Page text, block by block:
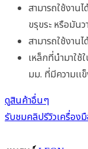
สามารถใช้งาน
ขรุขระ หรือมัน
สามารถใช้งาน
เหล็กที่นำมาใช้
มม. ที่มีความเเ
ดูสินค้าอื่นๆ
รับชมคลิปรีวิวเครื่อง